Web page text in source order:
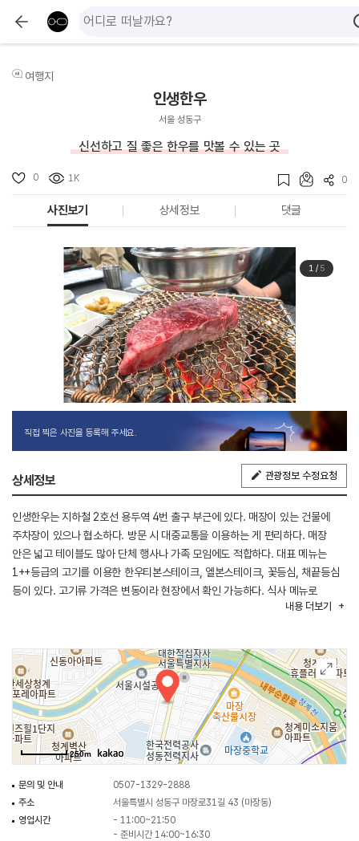
여행지
인생한우
서울 성동구
신선하고 질 좋은 한우를 맛볼 수 있는 곳
0 1K 0
사진보기 상세정보 댓글
1/ 5
직접 찍은 사진을 등록해 주세요.
상세정보 관광정보 수정요청
인생한우는 지하철 2호선 용두역 4번 출구 부근에 있다. 매장이 있는 건물에
주차장이 있으나 협소하다. 방문 시 대중교통을 이용하는 게 편리하다. 매장
안은 넓고 테이블도 많아 단체 행사나 가족 모임에도 적합하다. 대표 메뉴는
1++등급의 고기를 이용한 한우티본스테이크, 엘본스테이크, 꽃등심, 채끝등심
등이 있다. 고기류 가격은 변동이라 현장에서 확인 가능하다. 식사 메뉴로
한우육회, 갈비탕, 육개장, 냉면 등이 있다. 주변에 남산 서울타워, 왕십리
있다.
내용 더보기
250m
문의 및 안내
0507-1329-2888
주소
서울특별시 성동구 마장로31길 43 (마장동)
영업시간
- 11:00~21:50
- 준비시간 14:00~16:30